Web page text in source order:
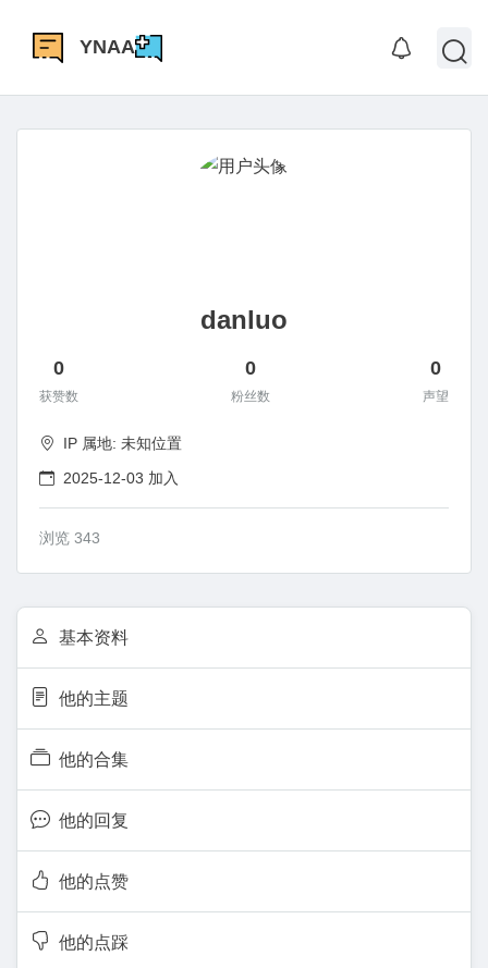
YNAA
danluo
0
获赞数
0
粉丝数
0
声望
IP 属地: 未知位置
2025-12-03 加入
浏览 343
基本资料
他的主题
他的合集
他的回复
他的点赞
他的点踩